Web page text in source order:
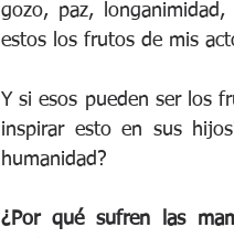
gozo, paz, longanimidad,
estos los frutos de mis
Y si esos pueden ser los
inspirar esto en sus
humanidad?
¿Por qué sufren las